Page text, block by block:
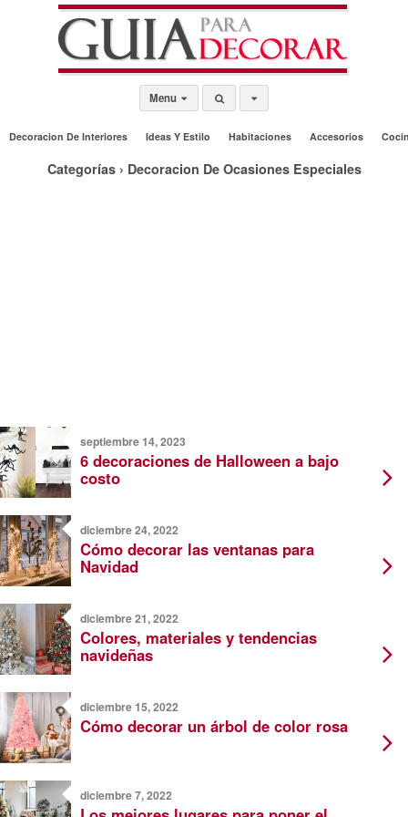
Menu
Decoracion De Interiores Ideas Y Estilo Habitaciones Accesorios
Categorías › Decoracion De Ocasiones Especiales
septiembre 14, 2023
6 decoraciones de Halloween a bajo
costo
diciembre 24, 2022
Cómo decorar las ventanas para
Navidad
diciembre 21, 2022
Colores, materiales y tendencias
navideñas
diciembre 15, 2022
Cómo decorar un árbol de color rosa
diciembre 7, 2022